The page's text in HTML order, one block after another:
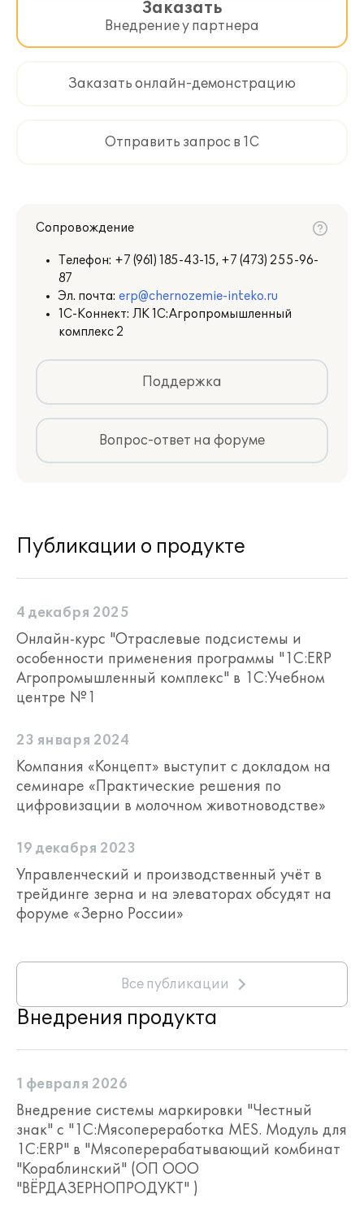
Заказать
Внедрение у партнера
Заказать онлайн-демонстрацию
Отправить запрос в 1С
Сопровождение
Телефон: +7 (961) 185-43-15, +7 (473) 255-96-
87
Эл. почта: erp@chernozemie-inteko.ru
1С-Коннект: ЛК 1С:Агропромышленный
комплекс 2
Поддержка
Вопрос-ответ на форуме
Публикации о продукте
4 декабря 2025
Онлайн-курс "Отраслевые подсистемы и
особенности применения программы "1С:ERP
Агропромышленный комплекс" в 1С:Учебном
центре №1
23 января 2024
Компания «Концепт» выступит с докладом на
семинаре «Практические решения по
цифровизации в молочном животноводстве»
19 декабря 2023
Управленческий и производственный учёт в
трейдинге зерна и на элеваторах обсудят на
форуме «Зерно России»
Все публикации
Внедрения продукта
1 февраля 2026
Внедрение системы маркировки "Честный
знак" с "1С:Мясопереработка MES. Модуль для
1С:ERP" в "Мясоперерабатывающий комбинат
"Кораблинский" (ОП ООО
"ВЁРДАЗЕРНОПРОДУКТ" )